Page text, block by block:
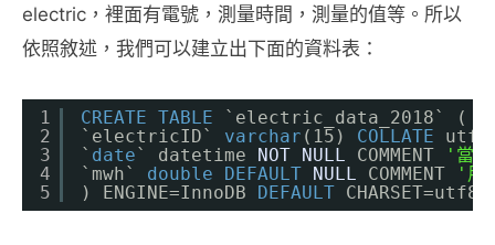
electric，裡面有電號，測量時間，測量的值等。所以
依照敘述，我們可以建立出下面的資料表：
1
2
3
4
5
CREATE TABLE
`electric_data_2018` (
`electricID` varchar (15) COLLATE
` date` datetime NOT NULL COMMENT
'當
`mwh` double DEFAULT NULL COMMENT
'用
) ENGINE=InnoDB DEFAULT